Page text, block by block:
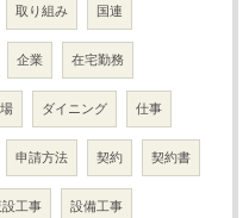
取り組み 国連
企業 在宅勤務
ダイニング 仕事
申請方法 契約 契約書
工事 設備工事